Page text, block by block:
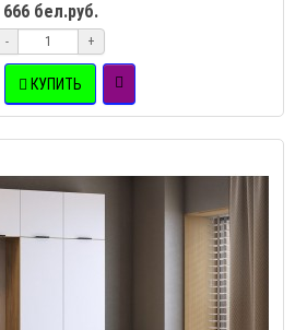
666 бел.руб.
- +
КУПИТЬ